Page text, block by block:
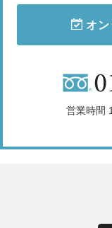
オ
営業時間